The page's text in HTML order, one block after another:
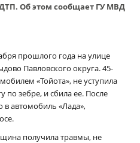
Об этом сообщает ГУ МВД
прошлого года на улице
Павловского округа. 45-
«Тойота», не уступила
зебре, и сбила ее. После
автомобиль «Лада»,
получила травмы, не